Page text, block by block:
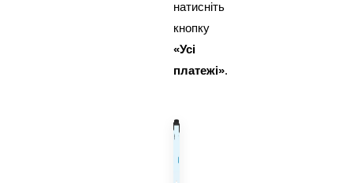
натисніть
кнопку
«Усі
платежі».